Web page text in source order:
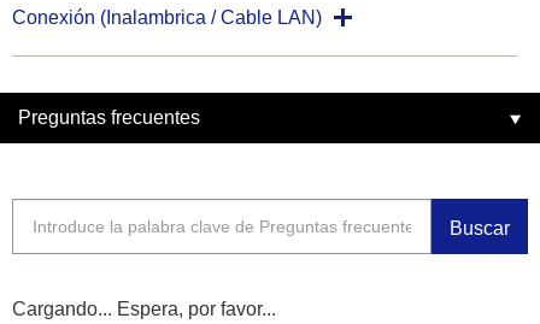
Conexión (Inalambrica / Cable LAN)
Preguntas frecuentes
Buscar
Cargando... Espera, por favor...